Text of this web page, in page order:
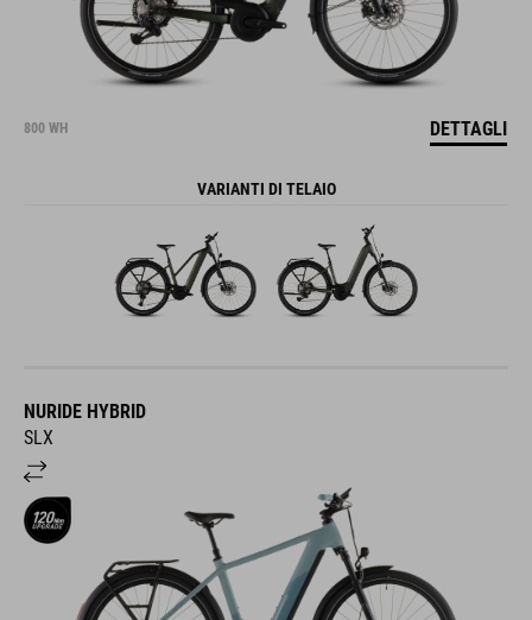
800 WH DETTAGLI
VARIANTI DI TELAIO
NURIDE HYBRID
SLX